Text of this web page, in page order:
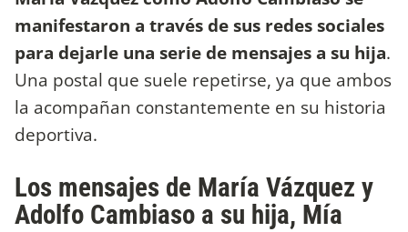
manifestaron a través de sus redes sociales
para dejarle una serie de mensajes a su hija.
Una postal que suele repetirse, ya que ambos
la acompañan constantemente en su historia
deportiva.
Los mensajes de María Vázquez y
Adolfo Cambiaso a su hija, Mía